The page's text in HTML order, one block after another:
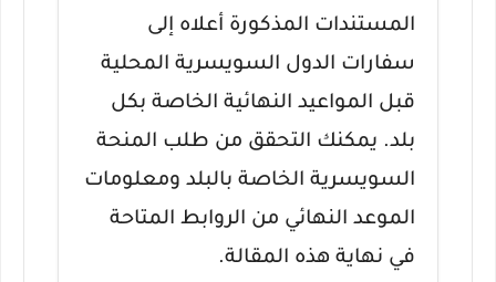
المستندات المذكورة أعلاه إلى
سفارات الدول السويسرية المحلية
قبل المواعيد النهائية الخاصة بكل
بلد. يمكنك التحقق من طلب المنحة
السويسرية الخاصة بالبلد ومعلومات
الموعد النهائي من الروابط المتاحة
في نهاية هذه المقالة.